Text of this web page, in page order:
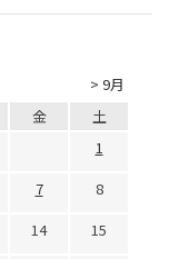
> 9月
金
土
1
7
8
14
15